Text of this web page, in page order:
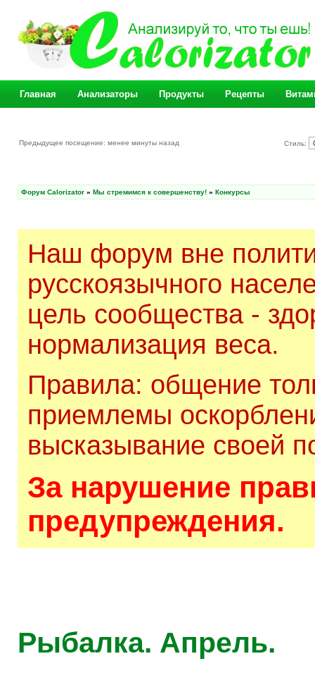
Главная Анализаторы Продукты Рецепты
Предыдущее посещение: менее минуты назад Стиль:
Форум Calorizator » Мы стремимся к совершенству! » Конкурсы
Наш форум вне
русскоязычного
цель сообщества -
нормализация веса.
Правила: общение
приемлемы
высказывание своей
За нарушение
предупреждения.
Рыбалка. Апрель.